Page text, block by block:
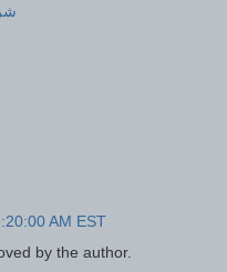
AM EST
by the author.